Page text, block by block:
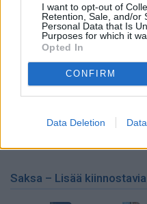
I want to opt-out of
Retention, Sale, and/or
Personal Data that Is
Purposes for which it
Opted In
CONFIRM
Data Deletion
Leipzigissä
kotimaata
poikkeuksetta
ja pääosin
joka vuosi
matkustaa Leipzigiin on
pitoajat. >>Sää, ilmasto ja
Saksa – Lisää